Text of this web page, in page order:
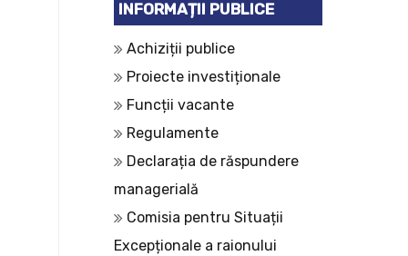
INFORMAȚII PUBLICE
Achiziții publice
Proiecte investiționale
Funcții vacante
Regulamente
Declarația de răspundere
managerială
Comisia pentru Situații
Excepționale a raionului